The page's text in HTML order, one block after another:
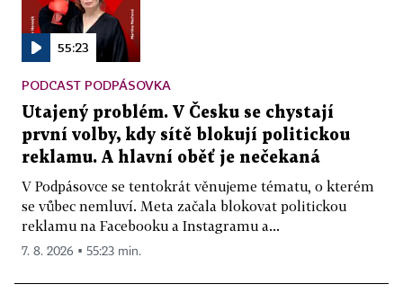
55:23
PODCAST PODPÁSOVKA
Utajený problém. V Česku se chystají
první volby, kdy sítě blokují politickou
reklamu. A hlavní oběť je nečekaná
V Podpásovce se tentokrát věnujeme tématu, o kterém
se vůbec nemluví. Meta začala blokovat politickou
reklamu na Facebooku a Instagramu a...
7. 8. 2026 ▪ 55:23 min.